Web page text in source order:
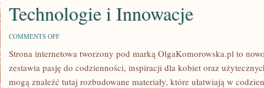
Technologie i Innowacje
COMMENTS OFFON
I
Strona internetowa tworzony pod marką OlgaKomorowska.pl to
zestawia pasję do codzienności, inspiracji dla kobiet oraz
mogą znaleźć tutaj rozbudowane materiały, które ułatwiają w